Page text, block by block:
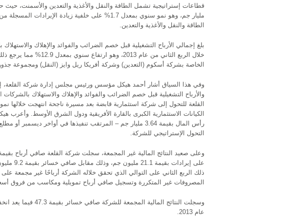
مليار جم، وهو نمو سنوي بمعدل 1.7% على خلفية زيادة
الطاقة والنقل والأغذية والتعدين.
خلال الربع الثاني من عام
الخاصة بشركة أسكوم (التعدين) وشركة أفريكا ريل وايز (النقل) ومجموعة جذور
وفي هذا السياق أشار أحمد هيكل مؤسس ورئيس مجلس إدارة شركة القلعة، إلى
والأرباح التشغيلية قبل خصم الضرائب والفوائد والإهلاك والاستهلاك بالشركات
القلعة للتحول إلى شركة استثمارية قابضة بعد مسيرة ناجحة انتهجت خلالها
الكيانات الاستثمارية الكبرى بالقارة الأفريقية ودول الشرق الأوسط.
رأس المال بقيمة 3.64 مليار جم – المرتقب تنفيذها في أواخر
التحول الإستراتيجي للشركة.
على
ذلك الربع الثاني على التوالي الذي تحقق خلاله الشركة أرباحًا غير مجمعة
المصروفات غير المتكررة وتسجيل صافي أرباح تمويلية ومكاسب من فروق
عام 2013.